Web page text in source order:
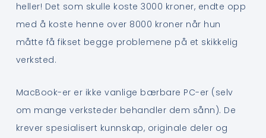
heller! Det som skulle koste 3000 kroner, endte opp
med å koste henne over 8000 kroner når hun
måtte få fikset begge problemene på et skikkelig
verksted.
MacBook-er er ikke vanlige bærbare PC-er (selv
om mange verksteder behandler dem sånn). De
krever spesialisert kunnskap, originale deler og